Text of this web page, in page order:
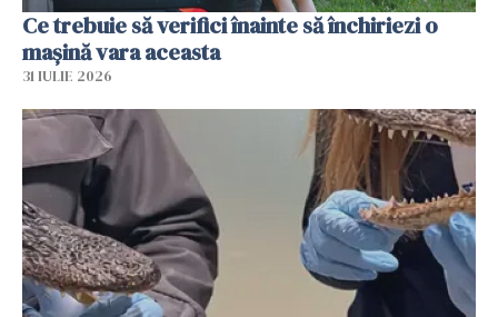
Ce trebuie să verifici înainte să închiriezi o
mașină vara aceasta
31 IULIE 2026